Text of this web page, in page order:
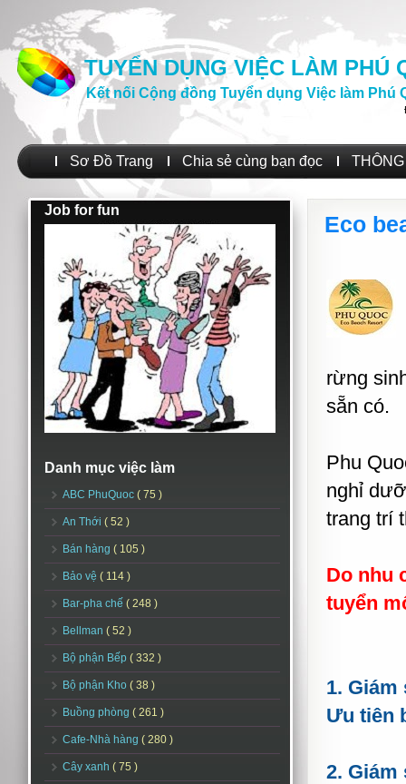
TUYỂN DỤNG VIỆC LÀM PHÚ
Kết nối Cộng đồng Tuyển dụng Việc làm Phú
Sơ Đồ Trang Chia sẻ cùng bạn đọc
Job for fun
Danh mục việc làm
ABC PhuQuoc ( 75 )
An Thới ( 52 )
Bán hàng ( 105 )
Bảo vệ ( 114 )
Bar-pha chế ( 248 )
Bellman ( 52 )
Bộ phận Bếp ( 332 )
Bộ phận Kho ( 38 )
Buồng phòng ( 261 )
Cafe-Nhà hàng ( 280 )
Cây xanh ( 75 )
Eco
rừng
sẵn có.
Phu
nghỉ
trang trí
Do nhu
tuyển
1. Giám
Ưu tiên
2. Giám